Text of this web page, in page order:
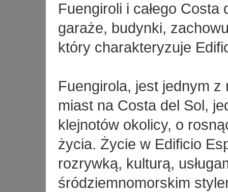
Fuengiroli i całego
garaże, budynki,
który charakteryzuje
Fuengirola, jest jednym
miast na Costa del Sol,
klejnotów okolicy, o
życia. Życie w Edificio
rozrywką, kulturą,
śródziemnomorskim